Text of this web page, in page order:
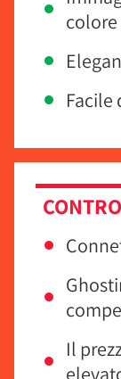
colore
Facile
CONTRO
Il